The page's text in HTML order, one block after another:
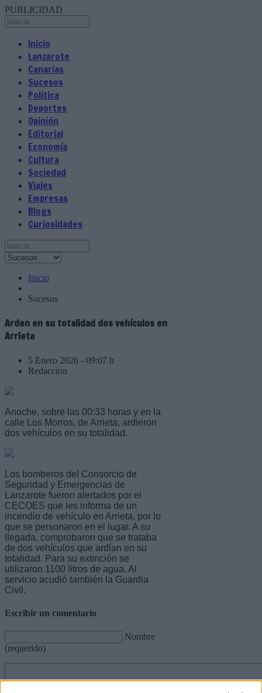
PUBLICIDAD
Inicio
Lanzarote
Canarias
Sucesos
Política
Deportes
Opinión
Editorial
Economía
Cultura
Sociedad
Viajes
Empresas
Blogs
Curiosidades
Inicio
Sucesos
Arden en su totalidad dos vehículos en
Arrieta
5 Enero 2026 - 09:07 h
Redaccion
Anoche, sobre las 00:33 horas y en la
calle Los Morros, de Arrieta, ardieron
dos vehículos en su totalidad.
Los bomberos del Consorcio de
Seguridad y Emergencias de
Lanzarote fueron alertados por el
CECOES que les informa de un
incendio de vehículo en Arrieta, por lo
que se personaron en el lugar. A su
llegada, comprobaron que se trataba
de dos vehículos que ardían en su
totalidad. Para su extinción se
utilizaron 1100 litros de agua. Al
servicio acudió también la Guardia
Civil.
Escribir un comentario
Nombre
(requerido)